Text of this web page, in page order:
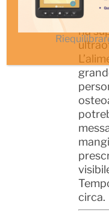
50
ha
circa.